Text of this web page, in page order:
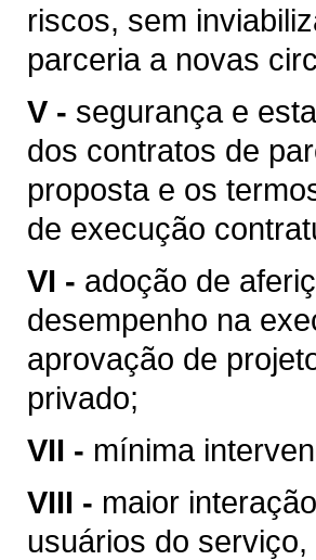
riscos, sem
parceria a novas
V - segurança e
dos contratos de
proposta e os
de execução
VI - adoção de
desempenho na
aprovação de
privado;
VII - mínima
VIII - maior
usuários do